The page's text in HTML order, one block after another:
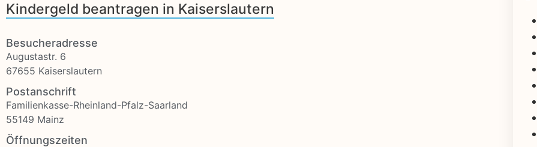
Kindergeld beantragen in Kaiserslautern
Besucheradresse
Augustastr. 6
67655 Kaiserslautern
Postanschrift
Familienkasse-Rheinland-Pfalz-Saarland
55149 Mainz
Öffnungszeiten